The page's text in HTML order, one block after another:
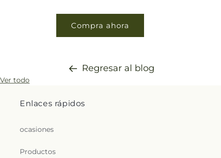
Compra ahora
Regresar al blog
Ver todo
Enlaces rápidos
ocasiones
Productos